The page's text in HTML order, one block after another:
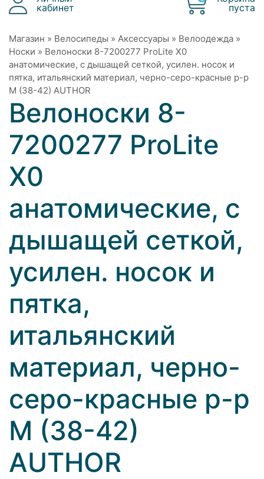
кабинет
пуста
Магазин » Велосипеды » Аксессуары » Велоодежда »
Носки » Велоноски 8-7200277 ProLite X0
анатомические, с дышащей сеткой, усилен. носок и
пятка, итальянский материал, черно-серо-красные р-р
M (38-42) AUTHOR
Велоноски 8-
7200277 ProLite
X0
анатомические, с
дышащей сеткой,
усилен. носок и
пятка,
итальянский
материал, черно-
серо-красные р-р
M (38-42)
AUTHOR